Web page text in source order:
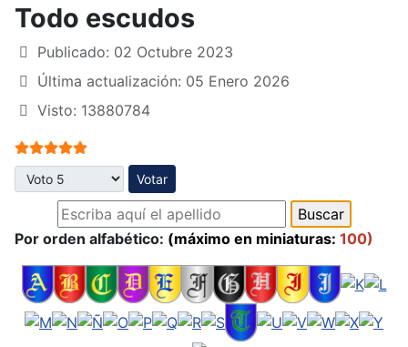
Todo escudos
Publicado: 02 Octubre 2023
Última actualización: 05 Enero 2026
Visto: 13880784
Ratio:5/5
Por favor, vote
Por orden alfabético: (máximo en miniaturas: 100)